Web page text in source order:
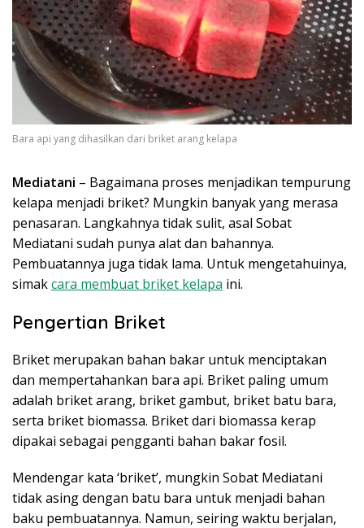
Bara api yang dihasilkan dari briket arang kelapa
Mediatani – Bagaimana proses menjadikan tempurung
kelapa menjadi briket? Mungkin banyak yang merasa
penasaran. Langkahnya tidak sulit, asal Sobat
Mediatani sudah punya alat dan bahannya.
Pembuatannya juga tidak lama. Untuk mengetahuinya,
simakcara membuat briket kelapa ini.
Pengertian Briket
Briket merupakan bahan bakar untuk menciptakan
dan mempertahankan bara api. Briket paling umum
adalah briket arang, briket gambut, briket batu bara,
serta briket biomassa. Briket dari biomassa kerap
dipakai sebagai pengganti bahan bakar fosil.
Mendengar kata ‘briket’, mungkin Sobat Mediatani
tidak asing dengan batu bara untuk menjadi bahan
baku pembuatannya. Namun, seiring waktu berjalan,